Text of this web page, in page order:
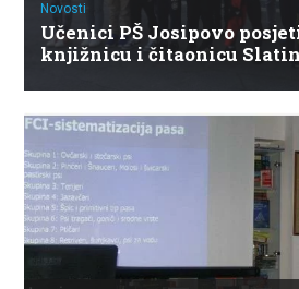
Novosti
Učenici PŠ Josipovo
knjižnicu i čitaonicu